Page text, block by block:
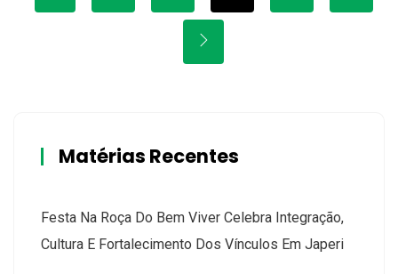
Matérias Recentes
Festa Na Roça Do Bem Viver Celebra Integração,
Cultura E Fortalecimento Dos Vínculos Em Japeri